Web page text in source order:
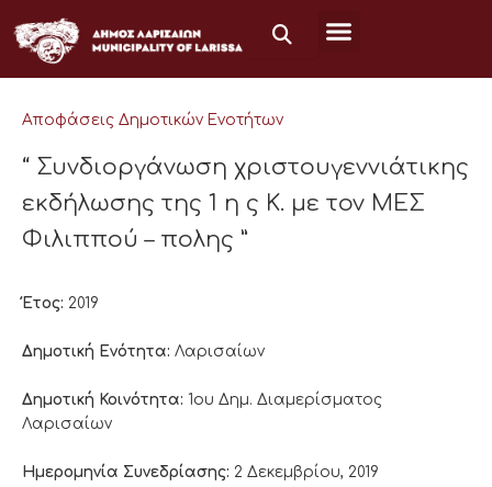
στο
περιεχόμενο
Αποφάσεις Δημοτικών Ενοτήτων
“ Συνδιοργάνωση χριστουγεννιάτικης
εκδήλωσης της 1 η ς Κ. με τον ΜΕΣ
Φιλιππού – πολης ”
Έτος: 2019
Δημοτική Ενότητα: Λαρισαίων
Δημοτική Κοινότητα: 1ου Δημ. Διαμερίσματος
Λαρισαίων
Ημερομηνία Συνεδρίασης: 2 Δεκεμβρίου, 2019